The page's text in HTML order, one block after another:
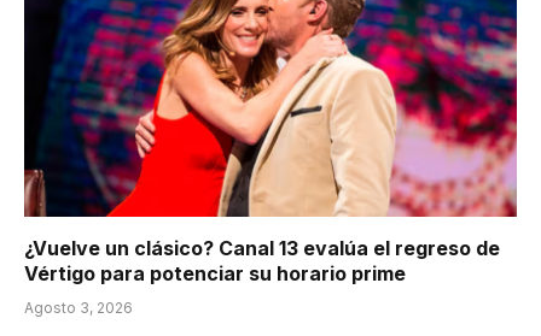
¿Vuelve un clásico? Canal 13 evalúa el regreso de
Vértigo para potenciar su horario prime
Agosto 3, 2026